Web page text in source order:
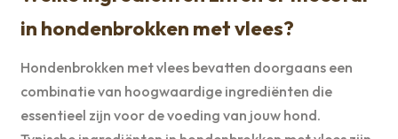
in hondenbrokken met vlees?
Hondenbrokken met vlees bevatten doorgaans een
combinatie van hoogwaardige ingrediënten die
essentieel zijn voor de voeding van jouw hond.